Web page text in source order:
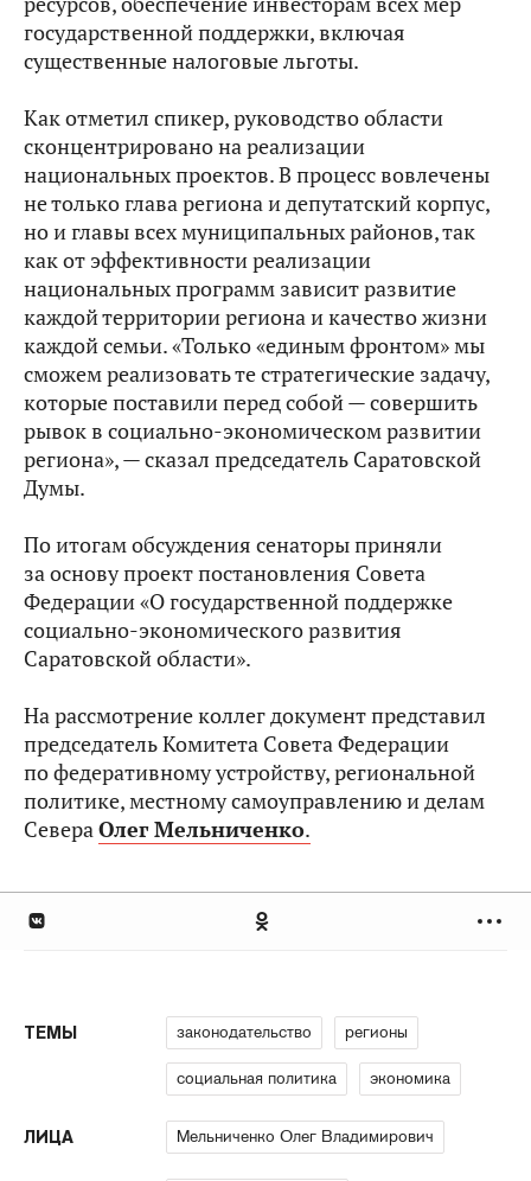
государственной поддержки, включая
существенные налоговые льготы.
Как отметил спикер, руководство области
сконцентрировано на реализации
национальных проектов. В процесс вовлечены
не только глава региона и депутатский корпус,
но и главы всех муниципальных районов, так
как от эффективности реализации
национальных программ зависит развитие
каждой территории региона и качество жизни
каждой семьи. «Только «единым фронтом» мы
сможем реализовать те стратегические задачу,
которые поставили перед собой — совершить
рывок в социально-экономическом развитии
региона», — сказал председатель Саратовской
Думы.
По итогам обсуждения сенаторы приняли
за основу проект постановления Совета
Федерации «О государственной поддержке
социально-экономического развития
Саратовской области».
На рассмотрение коллег документ представил
председатель Комитета Совета Федерации
по федеративному устройству, региональной
политике, местному самоуправлению и делам
Севера Олег Мельниченко.
ТЕМЫ законодательство регионы
социальная политика экономика
ЛИЦА Мельниченко Олег Владимирович